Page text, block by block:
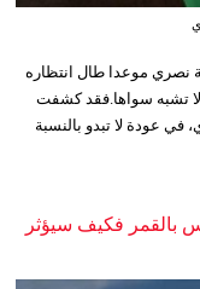
نصري موعدا طال انتظاره
تشبه سواها.فقد كشفت
في عودة لا تبدو بالنسبة
فكيف سيؤثر